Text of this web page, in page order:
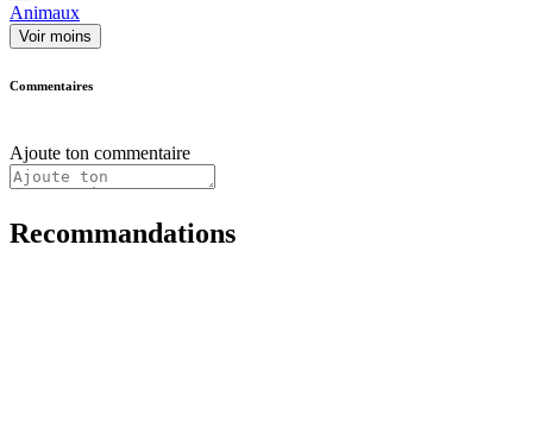
Animaux
Voir moins
Commentaires
Ajoute ton commentaire
Recommandations